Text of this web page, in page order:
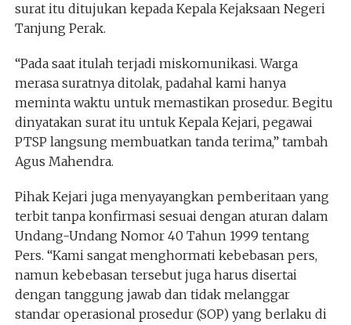
surat itu ditujukan kepada Kepala Kejaksaan Negeri
Tanjung Perak.
“Pada saat itulah terjadi miskomunikasi. Warga
merasa suratnya ditolak, padahal kami hanya
meminta waktu untuk memastikan prosedur. Begitu
dinyatakan surat itu untuk Kepala Kejari, pegawai
PTSP langsung membuatkan tanda terima,” tambah
Agus Mahendra.
Pihak Kejari juga menyayangkan pemberitaan yang
terbit tanpa konfirmasi sesuai dengan aturan dalam
Undang-Undang Nomor 40 Tahun 1999 tentang
Pers. “Kami sangat menghormati kebebasan pers,
namun kebebasan tersebut juga harus disertai
dengan tanggung jawab dan tidak melanggar
standar operasional prosedur (SOP) yang berlaku di